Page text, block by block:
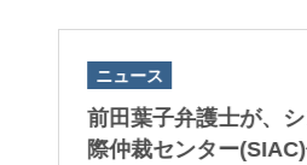
ニュース
前田葉子弁護士が、
際仲裁センター